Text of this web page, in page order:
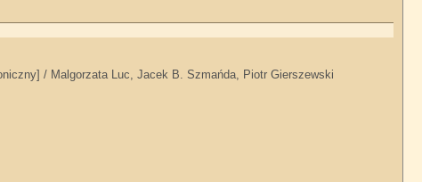
/ Malgorzata Luc, Jacek B. Szmańda, Piotr Gierszewski